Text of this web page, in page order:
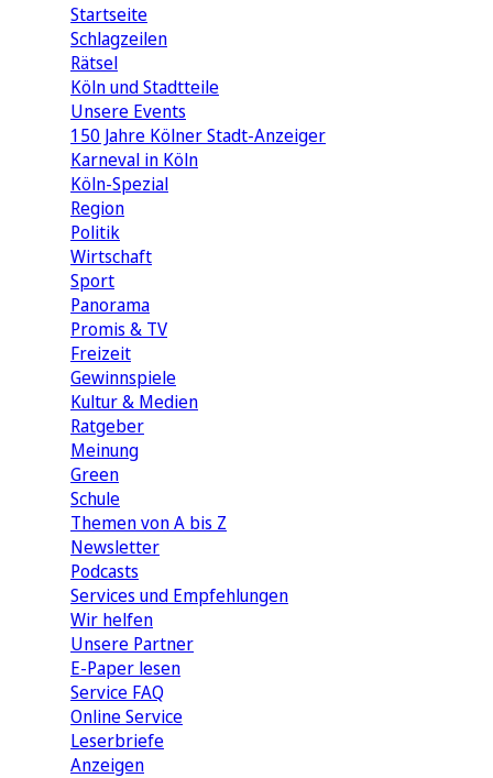
Startseite
Schlagzeilen
Rätsel
Köln und Stadtteile
Unsere Events
150 Jahre Kölner Stadt-Anzeiger
Karneval in Köln
Köln-Spezial
Region
Politik
Wirtschaft
Sport
Panorama
Promis & TV
Freizeit
Gewinnspiele
Kultur & Medien
Ratgeber
Meinung
Green
Schule
Themen von A bis Z
Newsletter
Podcasts
Services und Empfehlungen
Wir helfen
Unsere Partner
E-Paper lesen
Service FAQ
Online Service
Leserbriefe
Anzeigen